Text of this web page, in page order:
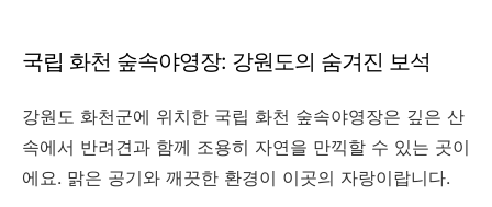
국립 화천 숲속야영장: 강원도의 숨겨진 보석
강원도 화천군에 위치한 국립 화천 숲속야영장은 깊은 산
속에서 반려견과 함께 조용히 자연을 만끽할 수 있는 곳이
에요. 맑은 공기와 깨끗한 환경이 이곳의 자랑이랍니다.